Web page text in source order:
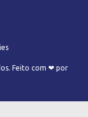
Feito com ❤ por